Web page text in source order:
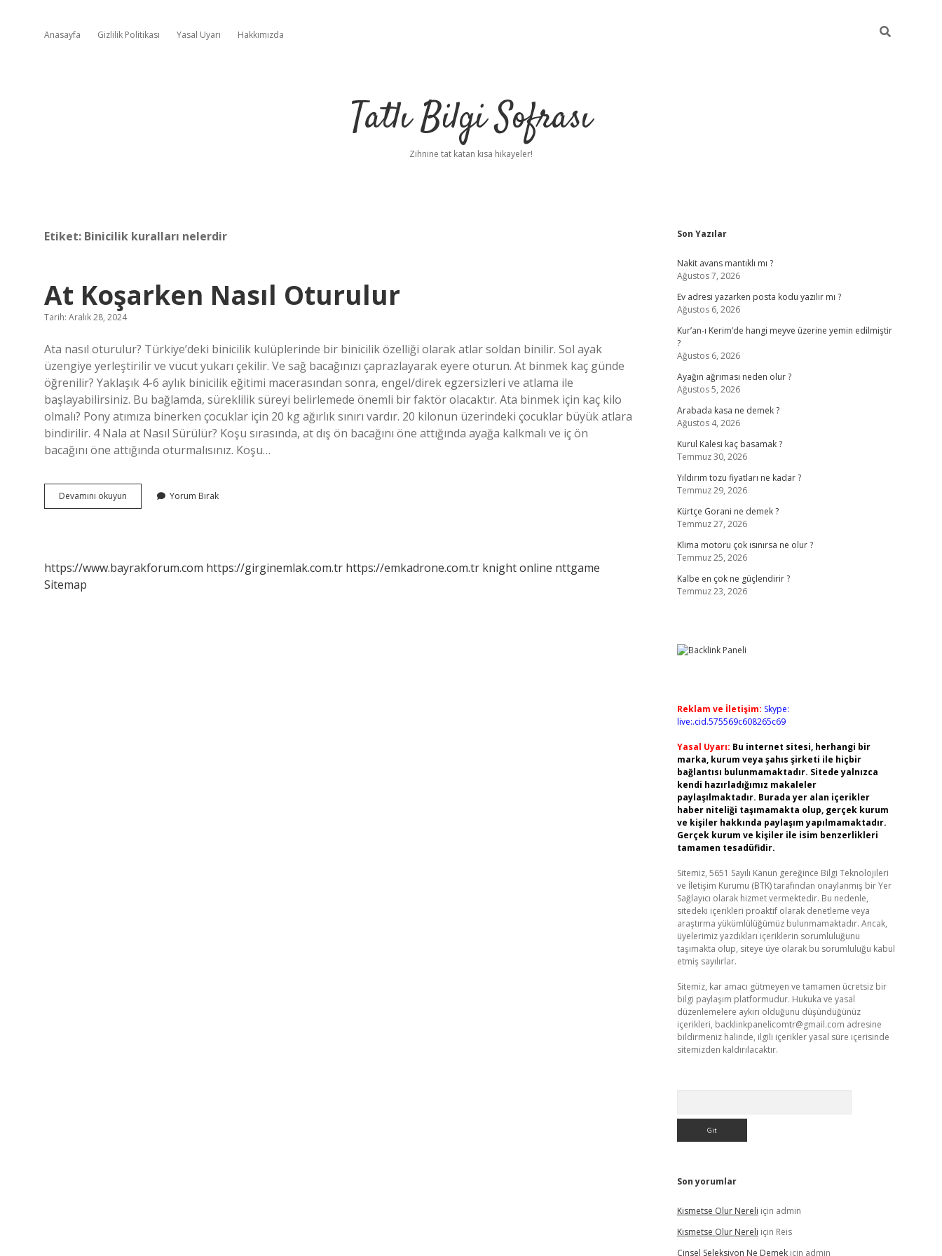
Anasayfa Gizlilik Politikası Yasal Uyarı Hakkımızda
Tatlı Bilgi Sofrası
Zihnine tat katan kısa hikayeler!
Etiket: Binicilik kuralları nelerdir
At Koşarken Nasıl Oturulur
Tarih: Aralık 28, 2024
Ata nasıl oturulur? Türkiye’deki binicilik kulüplerinde bir binicilik özelliği olarak atlar soldan binilir. Sol ayak
üzengiye yerleştirilir ve vücut yukarı çekilir. Ve sağ bacağınızı çaprazlayarak eyere oturun. At binmek kaç günde
öğrenilir? Yaklaşık 4-6 aylık binicilik eğitimi macerasından sonra, engel/direk egzersizleri ve atlama ile
başlayabilirsiniz. Bu bağlamda, süreklilik süreyi belirlemede önemli bir faktör olacaktır. Ata binmek için kaç kilo
olmalı? Pony atımıza binerken çocuklar için 20 kg ağırlık sınırı vardır. 20 kilonun üzerindeki çocuklar büyük atlara
bindirilir. 4 Nala at Nasıl Sürülür? Koşu sırasında, at dış ön bacağını öne attığında ayağa kalkmalı ve iç ön
bacağını öne attığında oturmalısınız. Koşu…
Devamını okuyun
Koşarken
Yorum Bırak
https://www.bayrakforum.com https://girginemlak.com.tr https://emkadrone.com.tr knight online nttgame
Sitemap
Sidebar
Son Yazılar
Nakit avans mantıklı mı ?
Ağustos 7, 2026
Ev adresi yazarken posta kodu yazılır mı ?
Ağustos 6, 2026
Kur’an-ı Kerim’de hangi meyve üzerine yemin edilmiştir
?
Ağustos 6, 2026
Ayağın ağrıması neden olur ?
Ağustos 5, 2026
Arabada kasa ne demek ?
Ağustos 4, 2026
Kurul Kalesi kaç basamak ?
Temmuz 30, 2026
Yıldırım tozu fiyatları ne kadar ?
Temmuz 29, 2026
Kürtçe Gorani ne demek ?
Temmuz 27, 2026
Klima motoru çok ısınırsa ne olur ?
Temmuz 25, 2026
Kalbe en çok ne güçlendirir ?
Temmuz 23, 2026
Reklam ve İletişim: Skype:
live:.cid.575569c608265c69
Yasal Uyarı: Bu internet sitesi, herhangi bir
marka, kurum veya şahıs şirketi ile hiçbir
bağlantısı bulunmamaktadır. Sitede yalnızca
kendi hazırladığımız makaleler
paylaşılmaktadır. Burada yer alan içerikler
haber niteliği taşımamakta olup, gerçek kurum
ve kişiler hakkında paylaşım yapılmamaktadır.
Gerçek kurum ve kişiler ile isim benzerlikleri
tamamen tesadüfidir.
Sitemiz, 5651 Sayılı Kanun gereğince Bilgi Teknolojileri
ve İletişim Kurumu (BTK) tarafından onaylanmış bir Yer
Sağlayıcı olarak hizmet vermektedir. Bu nedenle,
sitedeki içerikleri proaktif olarak denetleme veya
araştırma yükümlülüğümüz bulunmamaktadır. Ancak,
üyelerimiz yazdıkları içeriklerin sorumluluğunu
taşımakta olup, siteye üye olarak bu sorumluluğu kabul
etmiş sayılırlar.
Sitemiz, kar amacı gütmeyen ve tamamen ücretsiz bir
bilgi paylaşım platformudur. Hukuka ve yasal
düzenlemelere aykırı olduğunu düşündüğünüz
içerikleri, backlinkpanelicomtr@gmail.com adresine
bildirmeniz halinde, ilgili içerikler yasal süre içerisinde
sitemizden kaldırılacaktır.
Son yorumlar
Kismetse Olur Nereli için admin
Kismetse Olur Nereli için Reis
Cinsel Seleksiyon Ne Demekiçin admin